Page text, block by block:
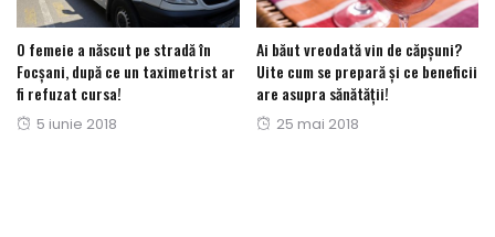
O femeie a născut pe stradă în
Focșani, după ce un taximetrist ar
fi refuzat cursa!
Posted
5 iunie 2018
Ai băut vreodată vin de căpșuni?
Uite cum se prepară și ce beneficii
are asupra sănătății!
Posted
25 mai 2018